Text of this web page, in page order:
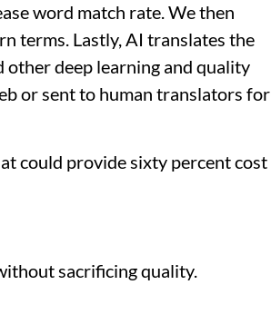
word match rate. We then
terms. Lastly, AI translates the
deep learning and quality
or sent to human translators for
could provide sixty percent cost
sacrificing quality.